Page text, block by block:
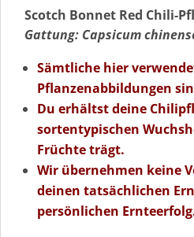
Scotch Bonnet Red Chili-
Gattung: Capsicum
Sämtliche hier
Pflanzenabbildungen
Du erhältst deine
sortentypischen
Früchte trägt.
Wir übernehmen keine
deinen tatsächlichen
persönlichen